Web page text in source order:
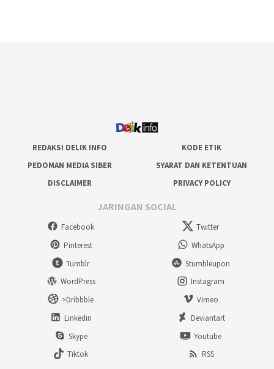
REDAKSI DELIK INFO
KODE ETIK
PEDOMAN MEDIA SIBER
SYARAT DAN KETENTUAN
DISCLAIMER
PRIVACY POLICY
JARINGAN SOCIAL
Facebook
Twitter
Pinterest
WhatsApp
Tumblr
Stumbleupon
WordPress
Instagram
>Dribbble
Vimeo
Linkedin
Deviantart
Skype
Youtube
Tiktok
RSS